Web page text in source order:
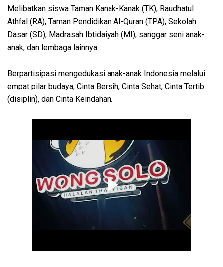
Melibatkan siswa Taman Kanak-Kanak (TK), Raudhatul
Athfal (RA), Taman Pendidikan Al-Quran (TPA), Sekolah
Dasar (SD), Madrasah Ibtidaiyah (MI), sanggar seni anak-
anak, dan lembaga lainnya.
Berpartisipasi mengedukasi anak-anak Indonesia melalui
empat pilar budaya; Cinta Bersih, Cinta Sehat, Cinta Tertib
(disiplin), dan Cinta Keindahan.